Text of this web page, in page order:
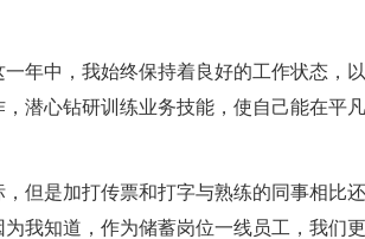
年中，我始终保持着良好的工作状态，
潜心钻研训练业务技能，使自己能在平
但是加打传票和打字与熟练的同事相比
我知道，作为储蓄岗位一线员工，我们